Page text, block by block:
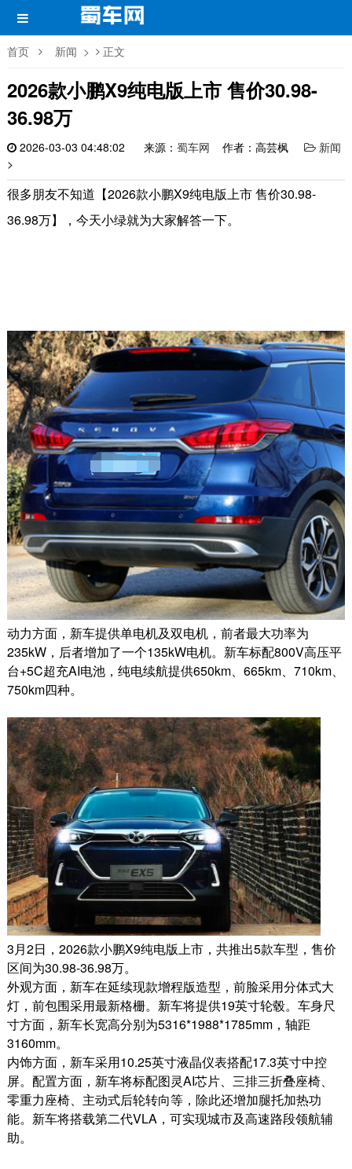
首页 新闻 > 正文
2026款小鹏X9纯电版上市 售价30.98-
36.98万
2026-03-03 04:48:02 来源： 蜀车网 作者：高芸枫
新闻
>
很多朋友不知道【2026款小鹏X9纯电版上市 售价30.98-
36.98万】，今天小绿就为大家解答一下。
动力方面，新车提供单电机及双电机，前者最大功率为
235kW，后者增加了一个135kW电机。新车标配800V高压平
台+5C超充AI电池，纯电续航提供650km、665km、710km、
750km四种。
3月2日 ，2026款小鹏X9纯电版上市，共推出5款车型，售价
区间为30.98-36.98万。
外观方面，新车在延续现款增程版造型，前脸采用分体式大
灯，前包围采用最新格栅。新车将提供19英寸轮毂。车身尺
寸方面，新车长宽高分别为5316*1988*1785mm，轴距
3160mm。
内饰方面，新车采用10.25英寸液晶仪表搭配17.3英寸中控
屏。配置方面，新车将标配图灵AI芯片、三排三折叠座椅、
零重力座椅、主动式后轮转向等，除此还增加腿托加热功
能。新车将搭载第二代VLA，可实现城市及高速路段领航辅
助。